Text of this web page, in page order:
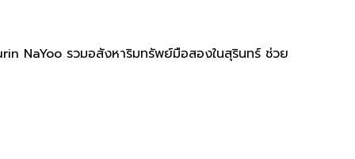
NaYoo รวมอสังหาริมทรัพย์มือสองในสุรินทร์ ช่วย